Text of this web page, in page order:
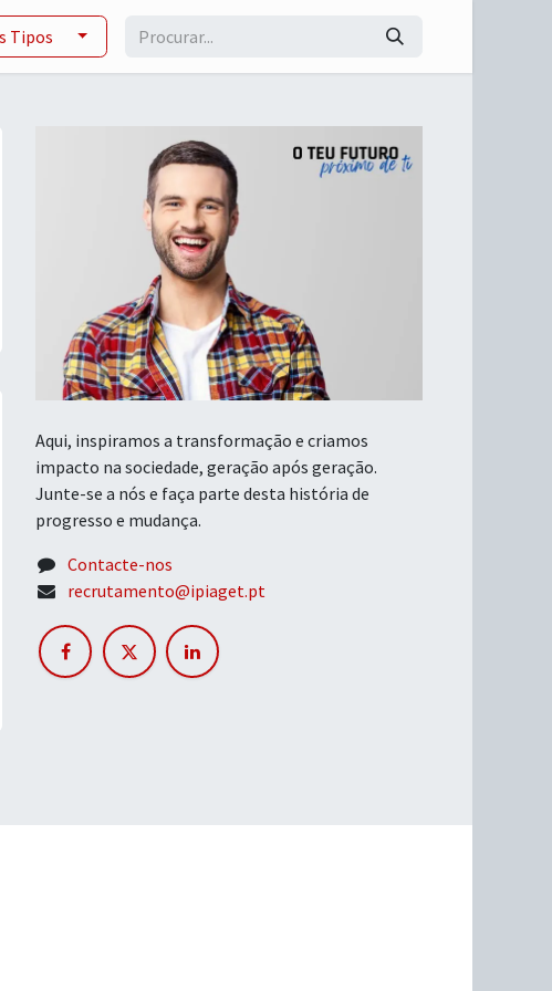
Tipos
Aqui, inspiramos a transformação e criamos
impacto na sociedade, geração após geração.
Junte-se a nós e faça parte desta história de
progresso e mudança.
Contacte-nos
recrutamento@ipiaget.pt